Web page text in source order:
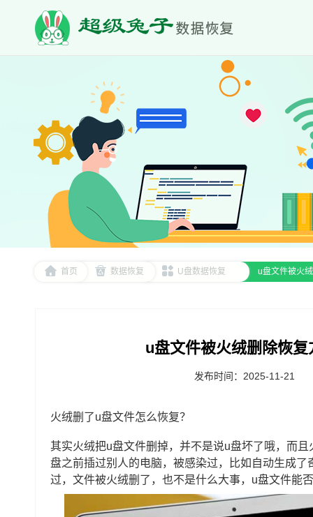
首页 数据恢复 U盘数据恢复 u盘文件被火
u盘文件被火绒删除恢
发布时间：2025-11-21
火绒删了u盘文件怎么恢复？
其实火绒把u盘文件删掉，并不是说u盘坏了哦，而
盘之前插过别人的电脑，被感染过，比如自动生成
过，文件被火绒删了，也不是什么大事，u盘文件能